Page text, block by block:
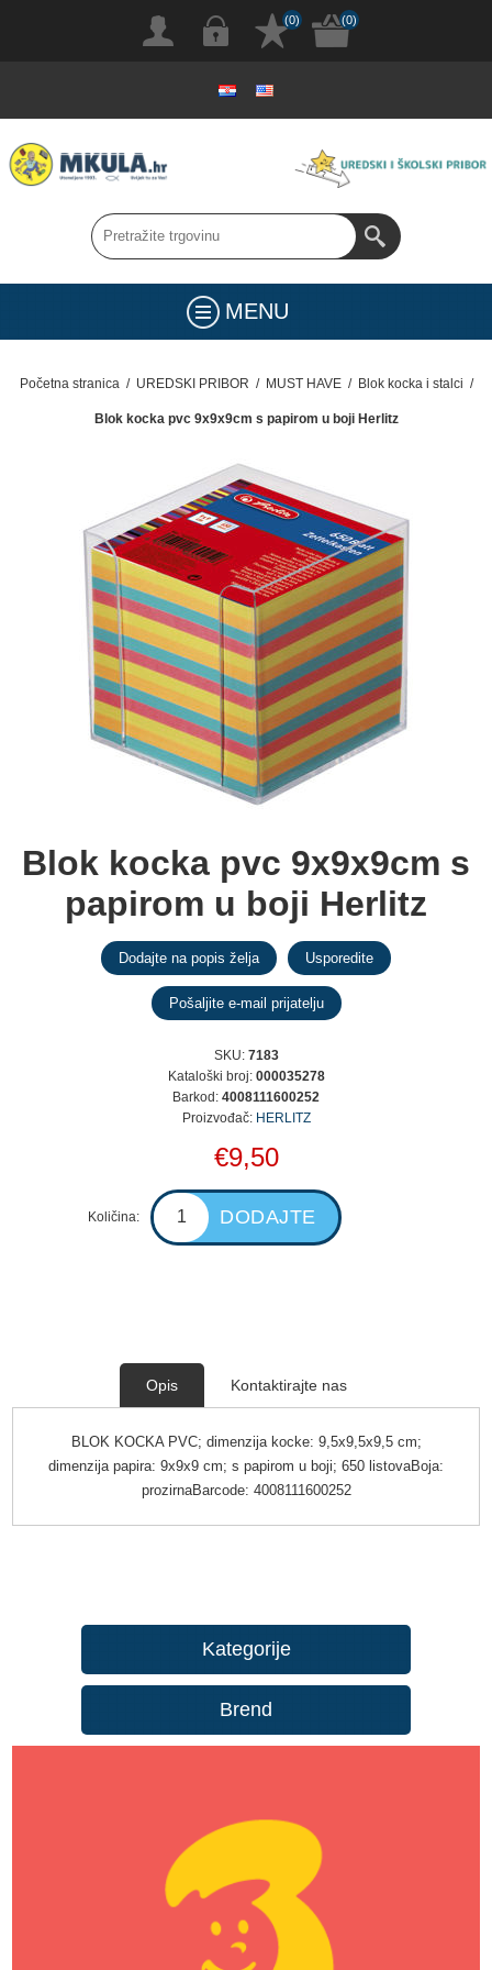
(0) (0)
MENU
Početna stranica / UREDSKI PRIBOR / MUST HAVE / Blok kocka i stalci /
Blok kocka pvc 9x9x9cm s papirom u boji Herlitz
Blok kocka pvc 9x9x9cm s
papirom u boji Herlitz
SKU: 7183
Kataloški broj: 000035278
Barkod: 4008111600252
Proizvođač: HERLITZ
€9,50
Količina:
Opis Kontaktirajte nas
BLOK KOCKA PVC; dimenzija kocke: 9,5x9,5x9,5 cm;
dimenzija papira: 9x9x9 cm; s papirom u boji; 650 listovaBoja:
prozirnaBarcode: 4008111600252
Kategorije
Brend